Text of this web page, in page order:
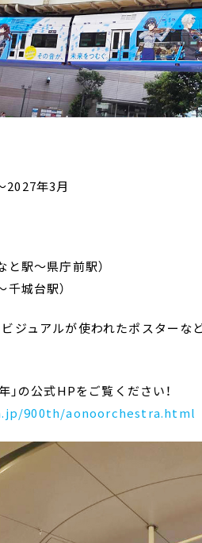
2027年3月
と駅～県庁前駅）
城台駅）
ジュアルが使われたポスター
」の公式HPをご覧ください！
900th/aonoorchestra.html